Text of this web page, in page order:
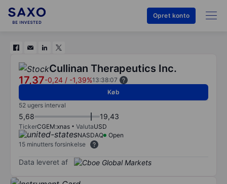
Opret konto
Cullinan Therapeutics Inc.
17,37-0,24 / -1,39%13:38:07
Køb
52 ugers interval
5,68 19,43
TickerCGEM:xnas ValutaUSD
NASDAQ
Open
15 minutters forsinkelse
Data leveret af